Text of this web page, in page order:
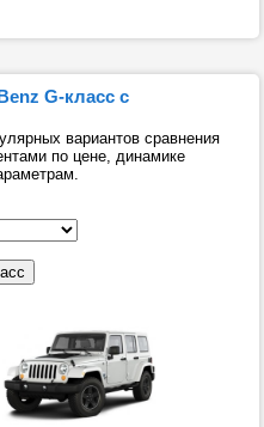
G-класс с
вариантов сравнения
по цене, динамике